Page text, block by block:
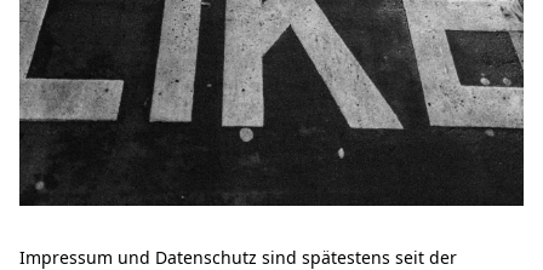
Impressum und Datenschutz sind spätestens seit der